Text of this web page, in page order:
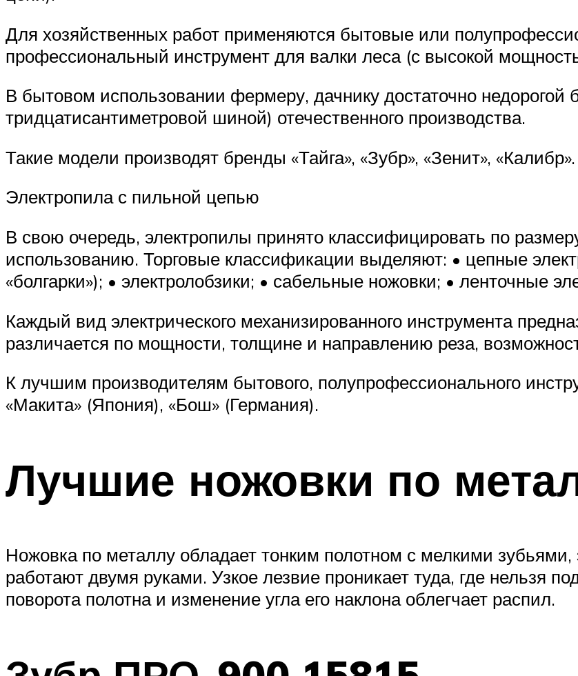
Для хозяйственных работ применяются бытовые или
профессиональный инструмент для валки леса (с высокой
В бытовом использовании фермеру, дачнику достаточно
тридцатисантиметровой шиной) отечественного производства.
Такие модели производят бренды «Тайга», «Зубр», «Зенит», «Калибр».
Электропила с пильной цепью
В свою очередь, электропилы принято классифицировать по
использованию. Торговые классификации выделяют: • цепные
«болгарки»); • электролобзики; • сабельные ножовки; • ленточные
Каждый вид электрического механизированного инструмента
различается по мощности, толщине и направлению реза,
К лучшим производителям бытового, полупрофессионального
«Макита» (Япония), «Бош» (Германия).
Лучшие ножовки по
Ножовка по металлу обладает тонким полотном с мелкими
работают двумя руками. Узкое лезвие проникает туда, где нельзя
поворота полотна и изменение угла его наклона облегчает распил.